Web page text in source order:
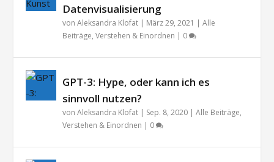
Datenvisualisierung
vonAleksandra Klofat | März 29, 2021 |Alle
Beiträge,Verstehen & Einordnen | 0
GPT-3: Hype, oder kann ich es
sinnvoll nutzen?
vonAleksandra Klofat | Sep. 8, 2020 |Alle Beiträge,
Verstehen & Einordnen | 0